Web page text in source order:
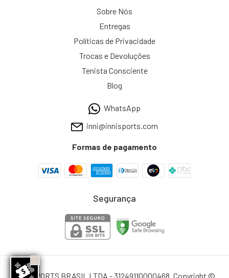
Sobre Nós
Entregas
Políticas de Privacidade
Trocas e Devoluções
Tenista Consciente
Blog
WhatsApp
inni@innisports.com
Formas de pagamento
Segurança
INNI SPORTS BRASIL LTDA - 31249110000468. Copyright ©